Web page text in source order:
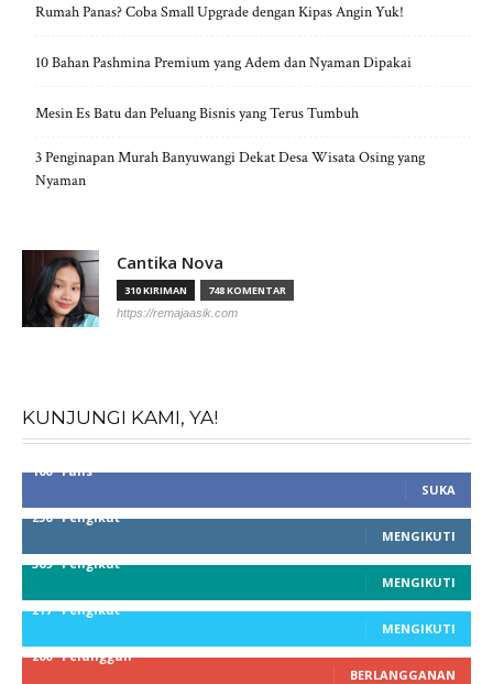
Rumah Panas? Coba Small Upgrade dengan Kipas Angin Yuk!
10 Bahan Pashmina Premium yang Adem dan Nyaman Dipakai
Mesin Es Batu dan Peluang Bisnis yang Terus Tumbuh
3 Penginapan Murah Banyuwangi Dekat Desa Wisata Osing yang
Nyaman
Cantika Nova
310 KIRIMAN 748 KOMENTAR
https://remajaasik.com
KUNJUNGI KAMI, YA!
100
Fans
SUKA
256
Pengikut
MENGIKUTI
369 Pengikut
MENGIKUTI
217 Pengikut
MENGIKUTI
200
Pelanggan
BERLANGGANAN